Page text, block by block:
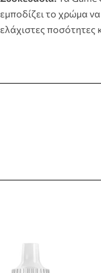
εμποδίζει το χρώμα
ελάχιστες ποσότητες